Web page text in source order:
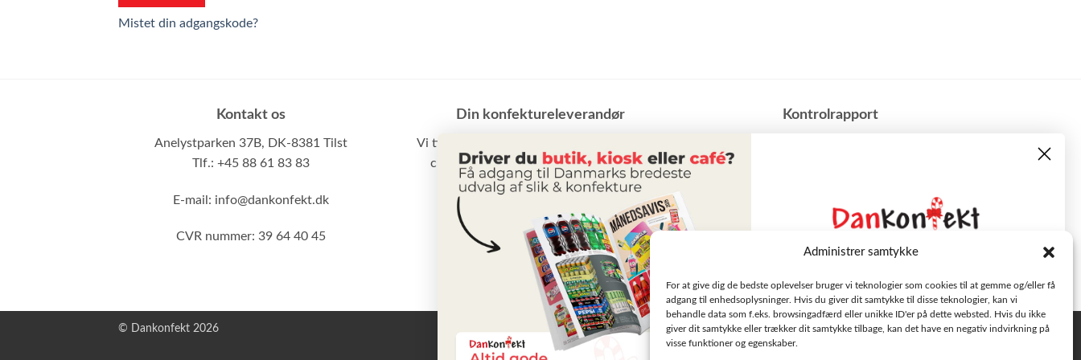
Administrer samtykke
For at give dig de bedste oplevelser bruger vi teknologier som cookies til at gemme og/eller få
adgang til enhedsoplysninger. Hvis du giver dit samtykke til disse teknologier, kan vi
behandle data som f.eks. browsingadfærd eller unikke ID'er på dette websted. Hvis du ikke
giver dit samtykke eller trækker dit samtykke tilbage, kan det have en negativ indvirkning på
visse funktioner og egenskaber.
Mistet din adgangskode?
Kontakt os
Anelystparken 37B, DK-8381 Tilst
Tlf.: +45 88 61 83 83
E-mail: info@dankonfekt.dk
CVR nummer: 39 64 40 45
Din konfektureleverandør
Vi tilbyder et stort udvalg af slik, chokolade,
chips samt vand m.m. til små som store
virksomheder
​Kontrolrapport
Privatlivspolitik
© Dankonfekt 2026
Læs tilbudsavisen
Se aktuelle tilbud